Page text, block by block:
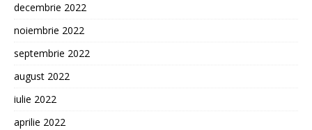
decembrie 2022
noiembrie 2022
septembrie 2022
august 2022
iulie 2022
aprilie 2022